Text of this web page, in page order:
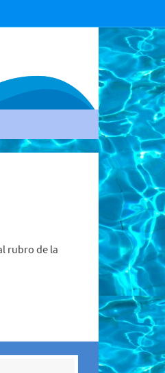
rubro de la